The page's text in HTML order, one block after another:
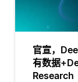
官宣，
有数据
Research